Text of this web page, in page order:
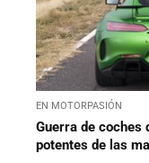
EN MOTORPASIÓN
Guerra de
potentes de las